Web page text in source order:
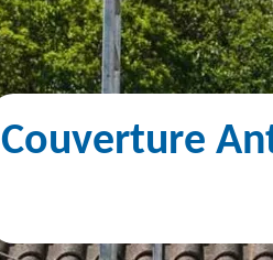
Couverture